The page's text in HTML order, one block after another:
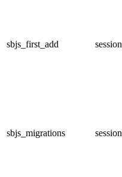
sbjs_first_add session
sbjs_migrations session